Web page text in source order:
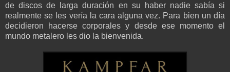
de discos de larga duración en su haber nadie sabía si
realmente se les vería la cara alguna vez. Para bien un día
decidieron hacerse corporales y desde ese momento el
mundo metalero les dio la bienvenida.